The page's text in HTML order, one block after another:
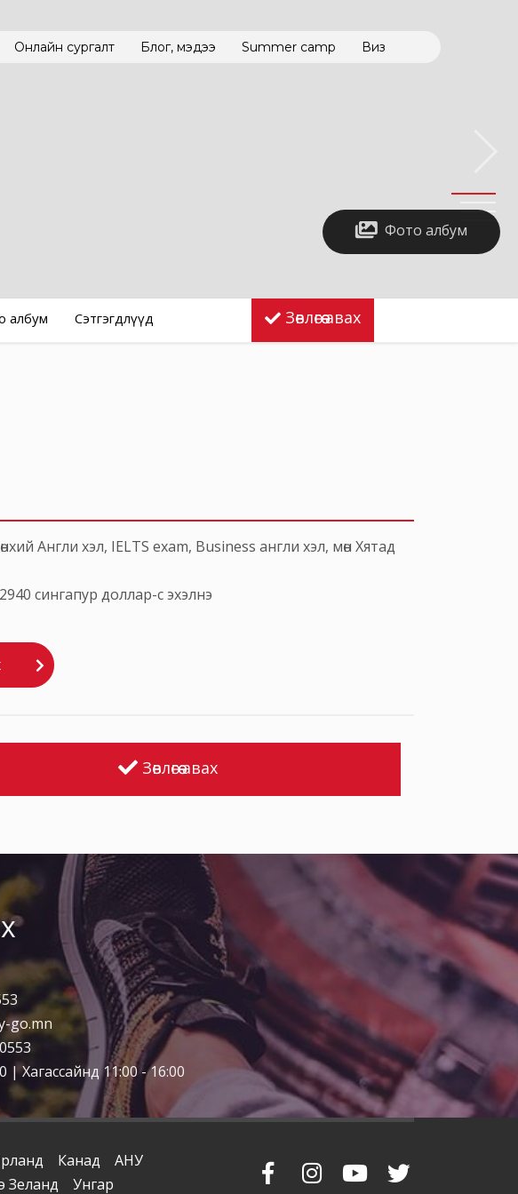
Онлайн сургалт Блог, мэдээ Summer camp Виз
Фото албум
албум Сэтгэгдлүүд Зөвлөгөө авах
Англи хэл, IELTS exam, Business англи хэл, мөн Хятад
сингапур доллар-с эхэлнэ
Зөвлөгөө авах
go.mn
| Хагассайнд 11:00 - 16:00
Канад
АНУ
Зеланд Унгар